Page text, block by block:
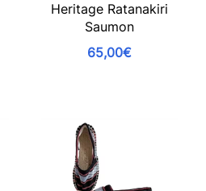
Heritage Ratanakiri
Saumon
65,00€